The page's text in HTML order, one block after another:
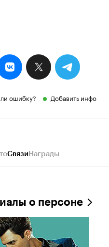
ошибку? Добавить инфо
СвязиНаграды
о персоне